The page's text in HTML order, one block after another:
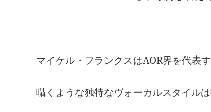
マイケル・フランクスはAOR界を代表
囁くような独特なヴォーカルスタイルは